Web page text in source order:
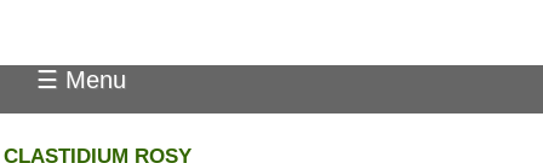
☰ Menu
CLASTIDIUM ROSY